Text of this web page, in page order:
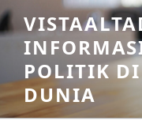
Skip
to
content
POLITIK
DUNIA